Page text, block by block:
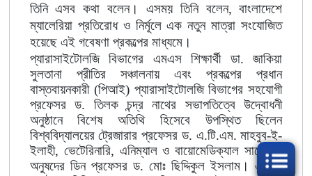
তিনি এসব কথা বলেন। এসময় তিনি বলেন, বাংলাদেশে
ম্যালেরিয়া প্রতিরোধ ও নির্মূলে এক নতুন মাত্রা সংযোজিত
হয়েছে এই গবেষণা প্রকল্পের মাধ্যমে।
প্যারাসাইটোলজি বিভাগের এমএস শিক্ষার্থী ডা. জাকিয়া
সুলতানা প্রীতির সঞ্চালনায় এবং প্রকল্পের প্রধান
বাস্তবায়নকারী (পিআই) প্যারাসাইটোলজি বিভাগের সহযোগী
প্রফেসর ড. তিলক চন্দ্র নাথের সভাপতিত্বে উদ্বোধনী
অনুষ্ঠানে বিশেষ অতিথি হিসেবে উপস্থিত ছিলেন
বিশ্ববিদ্যালয়ের ট্রেজারার প্রফেসর ড. এ.টি.এম. মাহবুব-ই-
ইলাহী, ভেটেরিনারি, এনিম্যাল ও বায়োমেডিক্যাল সায়েন্সেস
অনুষদের ডিন প্রফেসর ড. মোঃ ছিদ্দিকুল ইসলাম। এছাড়া